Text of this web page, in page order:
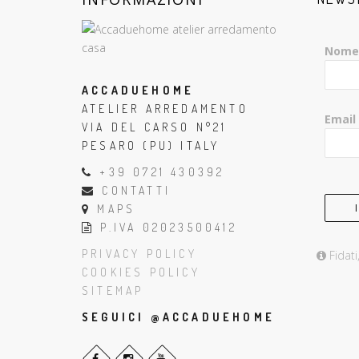
ACCADUEHOME
ATELIER ARREDAMENTO
VIA DEL CARSO N°21
PESARO (PU) ITALY
+39 0721 430392
CONTATTI
MAPS
P.IVA 02023500412
PRIVACY POLICY
COOKIES POLICY
SITEMAP
SEGUICI @ACCADUEHOME
Nome
Email